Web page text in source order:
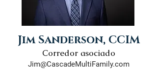
Jim Sanderson, CCIM
Corredor asociado
Jim@CascadeMultiFamily.com